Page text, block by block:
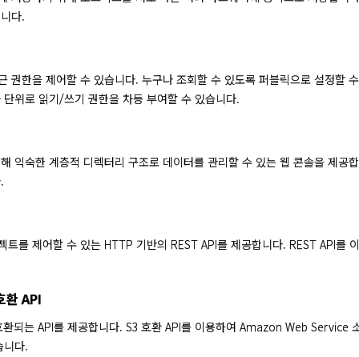
다.
권한을 제어할 수 있습니다. 누구나 조회할 수 있도록 퍼블릭으로 설정할
위로 읽기/쓰기 권한을 차등 부여할 수 있습니다.
익숙한 계층적 디렉터리 구조로 데이터를 관리할 수 있는 웹 콘솔을 제
트를 제어할 수 있는 HTTP 기반의 REST API를 제공합니다. REST API를
API
되는 API를 제공합니다. S3 호환 API를 이용하여 Amazon Web Service
니다.